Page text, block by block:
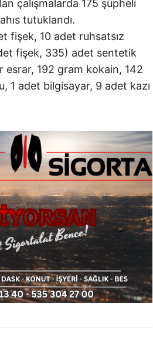
çalışmalarda 175 şüpheli
tutuklandı.
fişek, 10 adet ruhsatsız
fişek, 335) adet sentetik
192 gram kokain, 142
1 adet bilgisayar, 9 adet kazı